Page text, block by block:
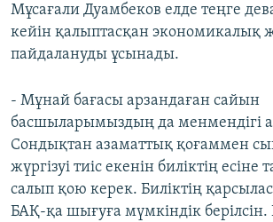
Мұсағали Дуамбеков елде теңге
кейін қалыптасқан экономикалық
пайдалануды ұсынады.
- Мұнай бағасы арзандаған сайын
басшыларымыздың да менмендігі
Сондықтан азаматтық қоғаммен
жүргізуі тиіс екенін биліктің есіне
салып қою керек. Биліктің
БАҚ-қа шығуға мүмкіндік берілсін.